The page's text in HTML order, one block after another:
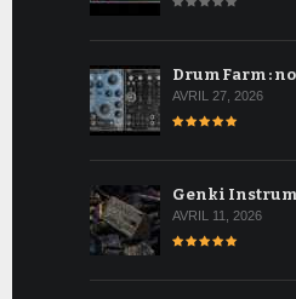
Drum Farm :
AVRIL 27, 2026
Genki
AVRIL 11, 2026